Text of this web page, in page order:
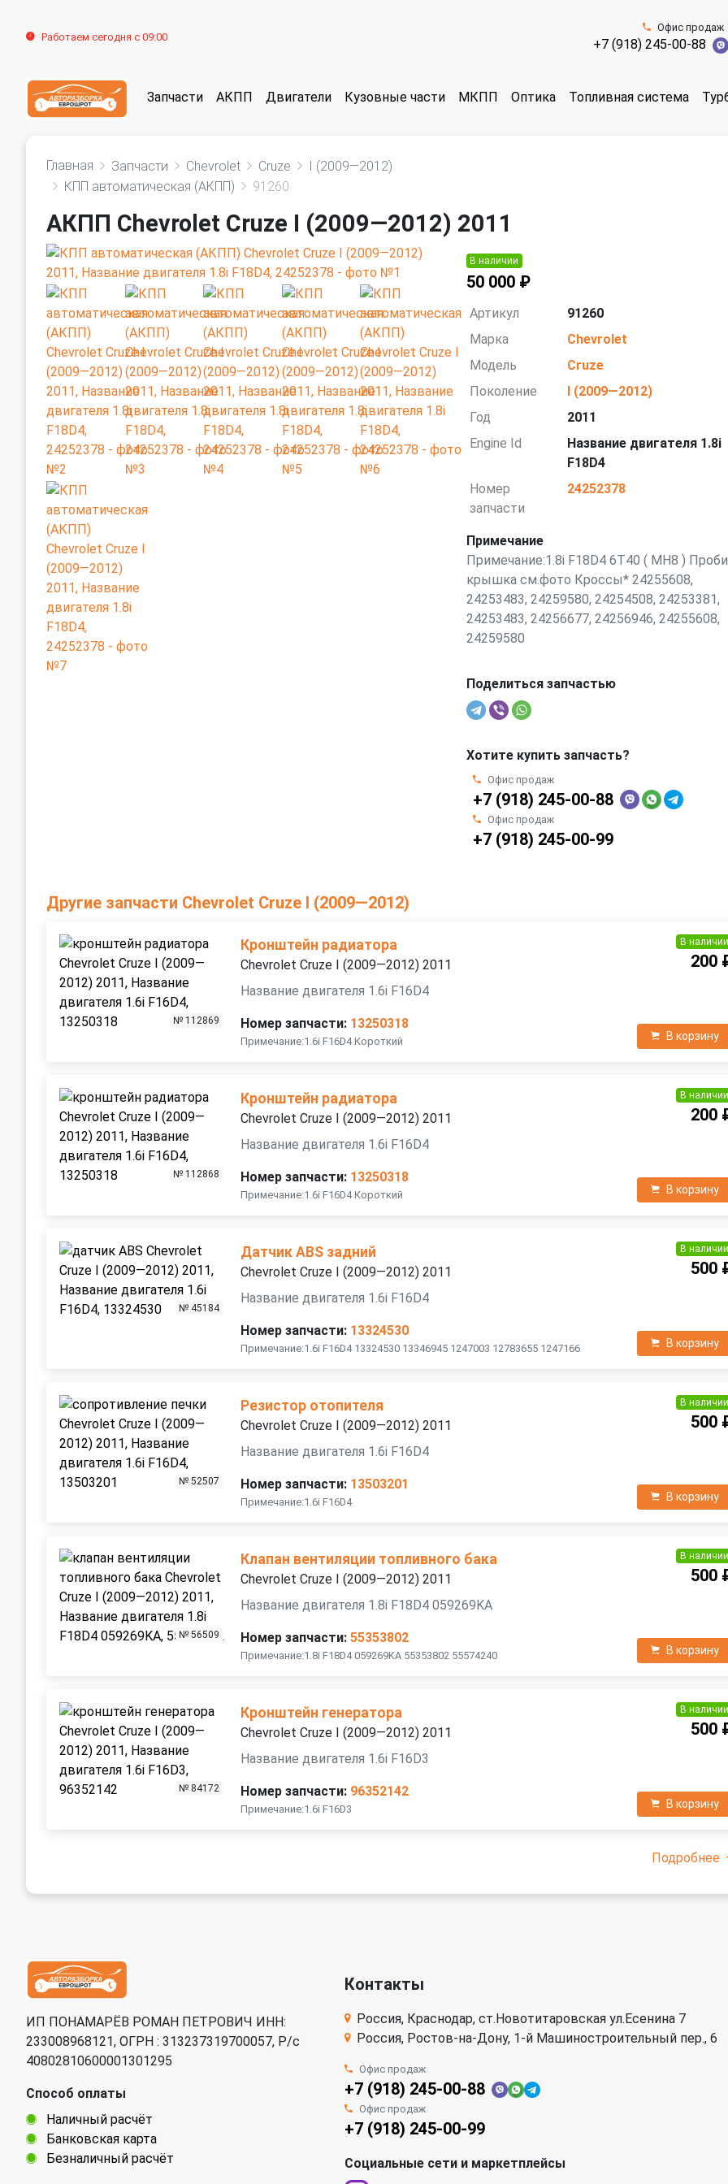
Работаем сегодня с 09:00
Офис продаж
+7 (918) 245-00-88
Запчасти АКПП Двигатели Кузовные части МКПП Оптика Топливная система
Главная Запчасти Chevrolet Cruze
I (2009—2012)
КПП автоматическая (АКПП)
91260
АКПП Chevrolet Cruze I (2009—2012) 2011
В наличии
50 000 ₽
Артикул
91260
Марка
Chevrolet
Модель
Cruze
Поколение
I (2009—2012)
Год
2011
Engine Id
Название двигателя 1.8i
F18D4
Номер
запчасти
24252378
Примечание
Примечание:1.8i F18D4 6T40 ( MH8 )
крышка см.фото Кроссы* 24255608,
24253483, 24259580, 24254508, 24253381,
24253483, 24256677, 24256946, 24255608,
24259580
Поделиться запчастью
Хотите купить запчасть?
Офис продаж
+7 (918) 245-00-88
Офис продаж
+7 (918) 245-00-99
Другие запчасти Chevrolet Cruze I (2009—2012)
№ 112869
Кронштейн радиатора
Chevrolet Cruze I (2009—2012) 2011
Название двигателя 1.6i F16D4
Номер запчасти: 13250318
Примечание:1.6i F16D4 Короткий
В наличии
200
В корзину
№ 112868
Кронштейн радиатора
Chevrolet Cruze I (2009—2012) 2011
Название двигателя 1.6i F16D4
Номер запчасти: 13250318
Примечание:1.6i F16D4 Короткий
В наличии
200
В корзину
№ 45184
Датчик ABS задний
Chevrolet Cruze I (2009—2012) 2011
Название двигателя 1.6i F16D4
Номер запчасти: 13324530
Примечание:1.6i F16D4 13324530 13346945 1247003 12783655 1247166
В наличии
500
В корзину
№ 52507
Резистор отопителя
Chevrolet Cruze I (2009—2012) 2011
Название двигателя 1.6i F16D4
Номер запчасти: 13503201
Примечание:1.6i F16D4
В наличии
500
В корзину
№ 56509
Клапан вентиляции топливного бака
Chevrolet Cruze I (2009—2012) 2011
Название двигателя 1.8i F18D4 059269KA
Номер запчасти: 55353802
Примечание:1.8i F18D4 059269KA 55353802 55574240
В наличии
500
В корзину
№ 84172
Кронштейн генератора
Chevrolet Cruze I (2009—2012) 2011
Название двигателя 1.6i F16D3
Номер запчасти: 96352142
Примечание:1.6i F16D3
В наличии
500
В корзину
Подробнее
ИП ПОНАМАРЁВ РОМАН ПЕТРОВИЧ ИНН:
233008968121, ОГРН : 313237319700057, Р/c
40802810600001301295
Способ оплаты
Наличный расчёт
Банковская карта
Безналичный расчёт
Контакты
Россия, Краснодар, ст.Новотитаровская ул.Есенина 7
Россия, Ростов-на-Дону, 1-й Машиностроительный пер., 6
Офис продаж
+7 (918) 245-00-88
Офис продаж
+7 (918) 245-00-99
Социальные сети и маркетплейсы